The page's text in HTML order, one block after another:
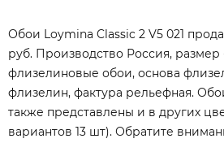
Обои Loymina Classic 2 V5 021
руб. Производство Россия, размер
флизелиновые обои, основа
флизелин, фактура рельефная.
также представлены и в других
вариантов 13 шт). Обратите